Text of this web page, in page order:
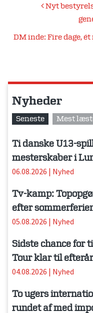
Nyt
DM inde: Fire dage,
Nyheder
Seneste Mest
Ti danske U13-
mesterskaber i
06.08.2026 | Nyhed
Tv-kamp:
efter
05.08.2026 | Nyhed
Sidste chance for
Tour klar til
04.08.2026 | Nyhed
To ugers
rundet af med